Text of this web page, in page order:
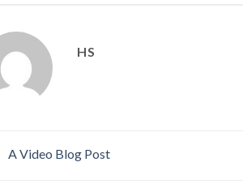
HS
A Video Blog Post